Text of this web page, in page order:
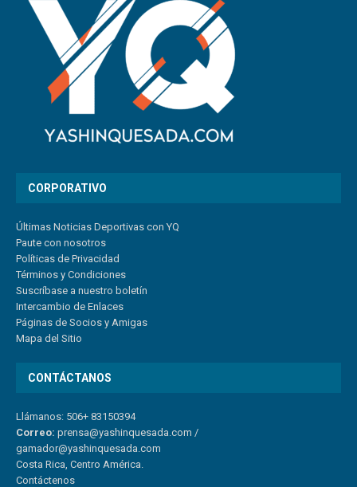
CORPORATIVO
Últimas Noticias Deportivas con YQ
Paute con nosotros
Políticas de Privacidad
Términos y Condiciones
Suscríbase a nuestro boletín
Intercambio de Enlaces
Páginas de Socios y Amigas
Mapa del Sitio
CONTÁCTANOS
Llámanos: 506+ 83150394
Correo: prensa@yashinquesada.com /
gamador@yashinquesada.com
Costa Rica, Centro América.
Contáctenos